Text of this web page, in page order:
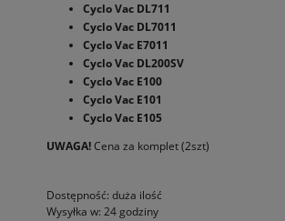
Cyclo Vac DL711
Cyclo Vac DL7011
Cyclo Vac E7011
Cyclo Vac DL200SV
Cyclo Vac E100
Cyclo Vac E101
Cyclo Vac E105
UWAGA!Cena za komplet (2szt)
Dostępność: duża ilość
Wysyłka w: 24 godziny